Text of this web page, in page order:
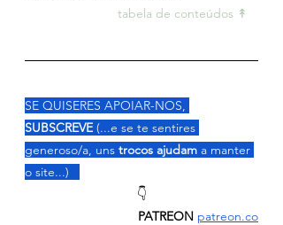
tabela de conteúdos ↟
SE QUISERES APOIAR-NOS,
SUBSCREVE (...e se te sentires
generoso/a, uns trocos ajudam a manter
o site...)
👇
PATREON patreon.co